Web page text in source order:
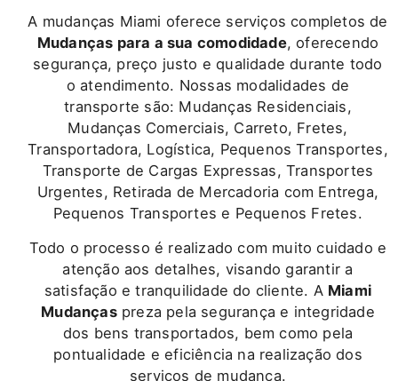
A mudanças Miami oferece serviços completos de
Mudanças para a sua comodidade, oferecendo
segurança, preço justo e qualidade durante todo
o atendimento. Nossas modalidades de
transporte são: Mudanças Residenciais,
Mudanças Comerciais, Carreto, Fretes,
Transportadora, Logística, Pequenos Transportes,
Transporte de Cargas Expressas, Transportes
Urgentes, Retirada de Mercadoria com Entrega,
Pequenos Transportes e Pequenos Fretes.
Todo o processo é realizado com muito cuidado e
atenção aos detalhes, visando garantir a
satisfação e tranquilidade do cliente. A Miami
Mudançaspreza pela segurança e integridade
dos bens transportados, bem como pela
pontualidade e eficiência na realização dos
serviços de mudança.